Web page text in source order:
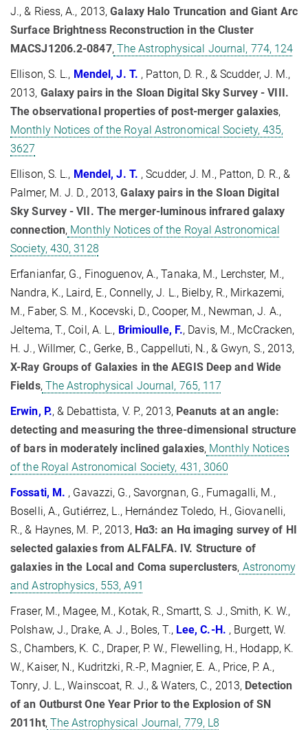
J., & Riess, A., 2013,Galaxy Halo Truncation and Giant Arc
Surface Brightness Reconstruction in the Cluster
MACSJ1206.2-0847,The Astrophysical Journal, 774, 124
Ellison, S. L., Mendel, J. T. , Patton, D. R., & Scudder, J. M.,
2013, Galaxy pairs in the Sloan Digital Sky Survey - VIII.
The observational properties of post-merger galaxies,
Monthly Notices of the Royal Astronomical Society, 435,
3627
Ellison, S. L., Mendel, J. T. , Scudder, J. M., Patton, D. R., &
Palmer, M. J. D., 2013,Galaxy pairs in the Sloan Digital
Sky Survey - VII. The merger-luminous infrared galaxy
connection, Monthly Notices of the Royal Astronomical
Society, 430, 3128
Erfanianfar, G., Finoguenov, A., Tanaka, M., Lerchster, M.,
Nandra, K., Laird, E., Connelly, J. L., Bielby, R., Mirkazemi,
M., Faber, S. M., Kocevski, D., Cooper, M., Newman, J. A.,
Jeltema, T., Coil, A. L., Brimioulle, F., Davis, M., McCracken,
H. J., Willmer, C., Gerke, B., Cappelluti, N., & Gwyn, S., 2013,
X-Ray Groups of Galaxies in the AEGIS Deep and Wide
Fields,The Astrophysical Journal, 765, 117
Erwin, P., & Debattista, V. P., 2013, Peanuts at an angle:
detecting and measuring the three-dimensional structure
of bars in moderately inclined galaxies, Monthly Notices
of the Royal Astronomical Society, 431, 3060
Fossati, M. , Gavazzi, G., Savorgnan, G., Fumagalli, M.,
Boselli, A., Gutiérrez, L., Hernández Toledo, H., Giovanelli,
R., & Haynes, M. P., 2013, Hα3: an Hα imaging survey of HI
selected galaxies from ALFALFA. IV. Structure of
galaxies in the Local and Coma superclusters, Astronomy
and Astrophysics, 553, A91
Fraser, M., Magee, M., Kotak, R., Smartt, S. J., Smith, K. W.,
Polshaw, J., Drake, A. J., Boles, T., Lee, C.-H. , Burgett, W.
S., Chambers, K. C., Draper, P. W., Flewelling, H., Hodapp, K.
W., Kaiser, N., Kudritzki, R.-P., Magnier, E. A., Price, P. A.,
Tonry, J. L., Wainscoat, R. J., & Waters, C., 2013, Detection
of an Outburst One Year Prior to the Explosion of SN
2011ht,The Astrophysical Journal, 779, L8